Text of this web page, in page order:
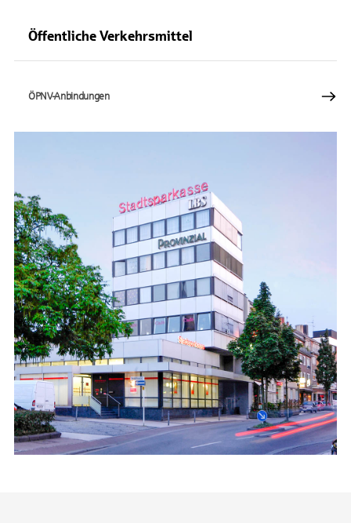
Öffentliche Verkehrsmittel
ÖPNV-Anbindungen